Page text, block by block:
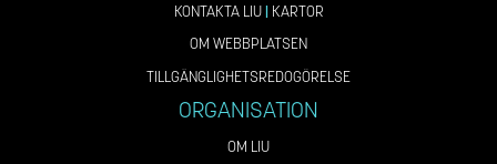
KONTAKTA LIU| KARTOR
OM WEBBPLATSEN
TILLGÄNGLIGHETSREDOGÖRELSE
ORGANISATION
OM LIU